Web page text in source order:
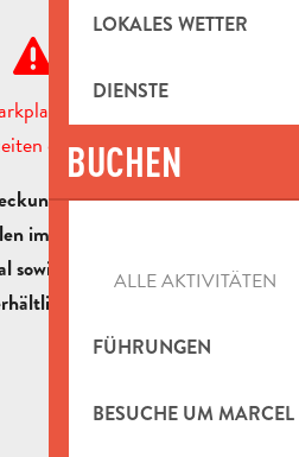
LOKALES WETTER
DIENSTE
BUCHEN
ALLE AKTIVITÄTEN
FÜHRUNGEN
BESUCHE UM
ist an den Tagen und
der Weinkellerei geöffnet.
ist in Papierform
im Dorf Auriol, im Office de
sowie in der Cave Coopérative